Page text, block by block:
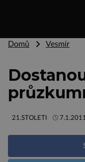
Domů Vesmír
21.STOLETI 7.1.2011